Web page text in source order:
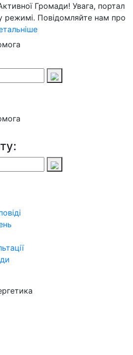
Громади! Увага, портал
режимі. Повідомляйте нам про